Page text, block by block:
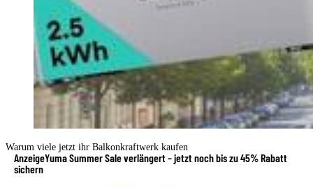
Warum viele jetzt ihr Balkonkraftwerk kaufen
AnzeigeYuma Summer Sale verlängert – jetzt noch bis zu 45% Rabatt
sichern